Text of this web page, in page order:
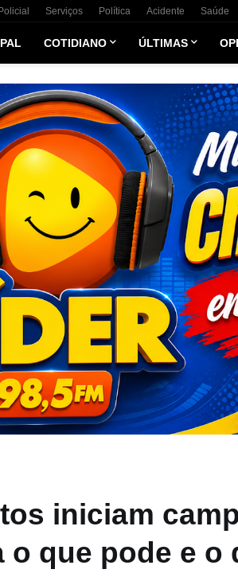
Policial Serviços Política Acidente Saúde
COTIDIANO ÚLTIMAS
iniciam
o que pode e o